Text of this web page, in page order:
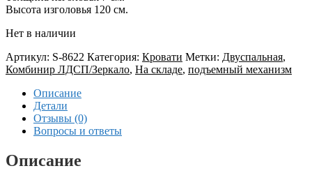
Высота изголовья 120 см.
Нет в наличии
Артикул: S-8622 Категория: Кровати Метки: Двуспальная,
Комбинир ЛДСП/Зеркало, На складе, подъемный механизм
Описание
Детали
Отзывы (0)
Вопросы и ответы
Описание